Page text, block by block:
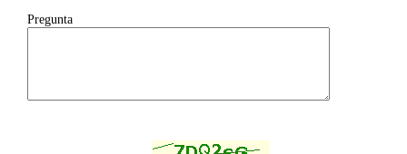
Pregunta